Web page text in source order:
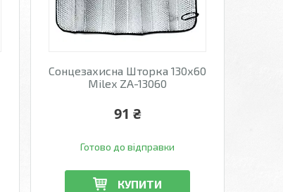
Сонцезахисна Шторка 130х60
Milex ZA-13060
91 ₴
Готово до відправки
КУПИТИ